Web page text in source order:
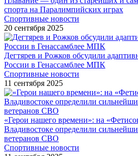
спорта на Паралимпийских играх
Спортивные новости
20 сентября 2025
Дегтярев и Рожков обсудили
России в Генассамблее МПК
Спортивные новости
11 сентября 2025
«Герои нашего времени»: на
Владивостоке определили
ветеранов СВО
Спортивные новости